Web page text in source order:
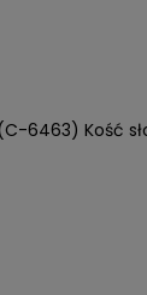
(C-6463) Kość